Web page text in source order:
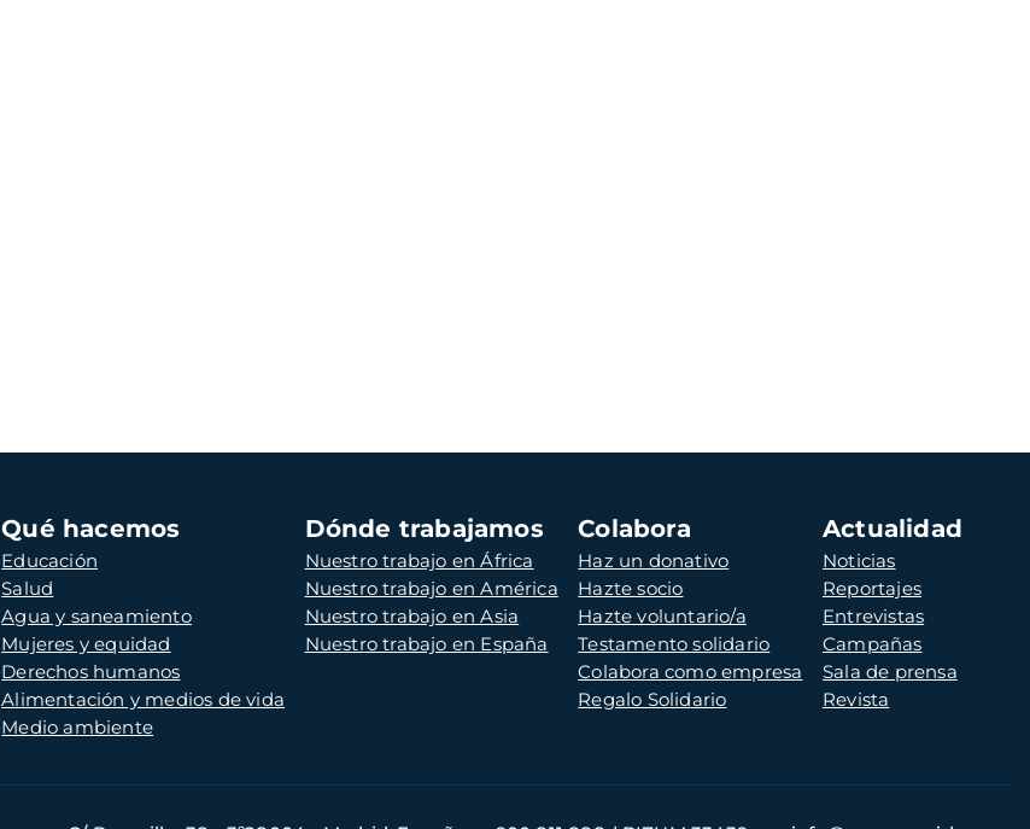
Qué hacemos
Educación
Salud
Agua y saneamiento
Mujeres y equidad
Derechos humanos
Alimentación y medios de vida
Medio ambiente
Dónde trabajamos
Nuestro trabajo en África
Nuestro trabajo en América
Nuestro trabajo en Asia
Nuestro trabajo en España
Colabora
Haz un donativo
Hazte socio
Hazte voluntario/a
Testamento solidario
Colabora como empresa
Regalo Solidario
Actualidad
Noticias
Reportajes
Entrevistas
Campañas
Sala de prensa
Revista